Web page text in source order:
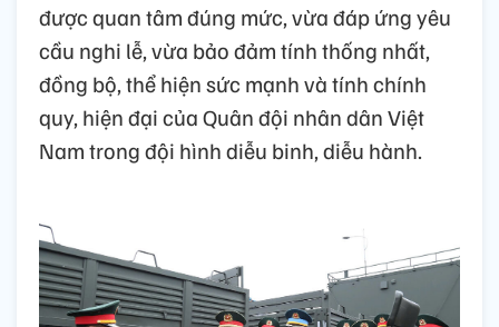
được quan tâm đúng mức, vừa đáp ứng yêu
cầu nghi lễ, vừa bảo đảm tính thống nhất,
đồng bộ, thể hiện sức mạnh và tính chính
quy, hiện đại của Quân đội nhân dân Việt
Nam trong đội hình diễu binh, diễu hành.